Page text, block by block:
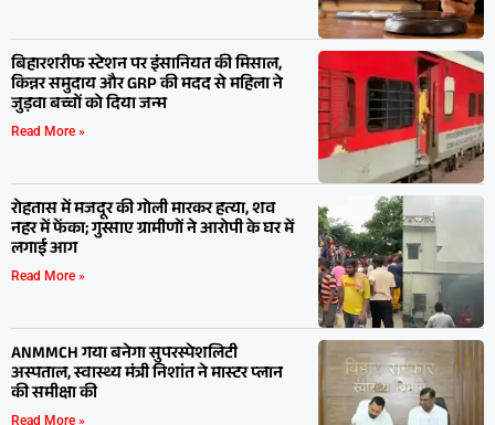
बिहारशरीफ स्टेशन पर इंसानियत की मिसाल,
किन्नर समुदाय और GRP की मदद से महिला ने
जुड़वा बच्चों को दिया जन्म
Read More »
रोहतास में मजदूर की गोली मारकर हत्या, शव
नहर में फेंका; गुस्साए ग्रामीणों ने आरोपी के घर में
लगाई आग
Read More »
ANMMCH गया बनेगा सुपरस्पेशलिटी
अस्पताल, स्वास्थ्य मंत्री निशांत ने मास्टर प्लान
की समीक्षा की
Read More »